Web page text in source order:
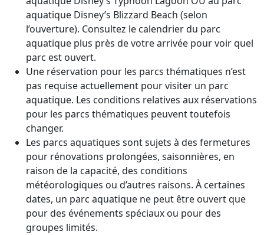
aquatique Disney’s Blizzard Beach (selon
l’ouverture). Consultez le calendrier du parc
aquatique plus près de votre arrivée pour voir quel
parc est ouvert.
Une réservation pour les parcs thématiques n’est
pas requise actuellement pour visiter un parc
aquatique. Les conditions relatives aux réservations
pour les parcs thématiques peuvent toutefois
changer.
Les parcs aquatiques sont sujets à des fermetures
pour rénovations prolongées, saisonnières, en
raison de la capacité, des conditions
météorologiques ou d’autres raisons. À certaines
dates, un parc aquatique ne peut être ouvert que
pour des événements spéciaux ou pour des
groupes limités.